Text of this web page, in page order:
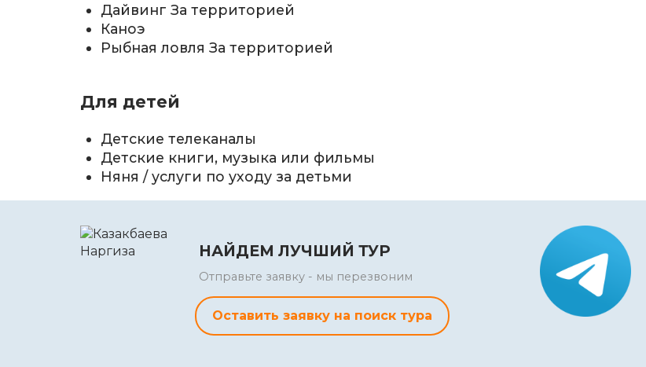
ДайвингЗа территорией
Каноэ
Рыбная ловляЗа территорией
Для детей
Детские телеканалы
Детские книги, музыка или фильмы
Няня / услуги по уходу за детьми
НАЙДЕМ ЛУЧШИЙ ТУР
Отправьте заявку - мы перезвоним
Оставить заявку на поиск тура